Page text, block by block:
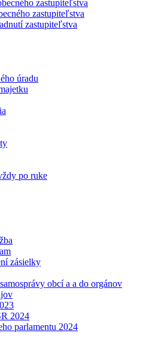
zastupiteľstva
zastupiteľstva
zastupiteľstva
úradu
po ruke
zásielky
obcí a a do orgánov
2024
parlamentu 2024